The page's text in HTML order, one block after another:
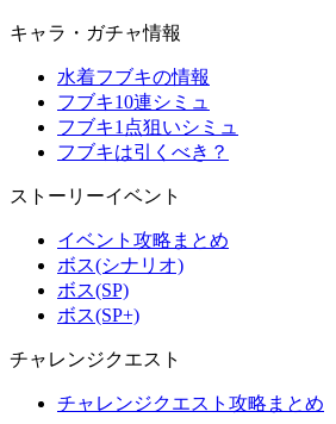
キャラ・ガチャ情報
水着フブキの情報
フブキ10連シミュ
フブキ1点狙いシミュ
フブキは引くべき？
ストーリーイベント
イベント攻略まとめ
ボス(シナリオ)
ボス(SP)
ボス(SP+)
チャレンジクエスト
チャレンジクエスト攻略まとめ